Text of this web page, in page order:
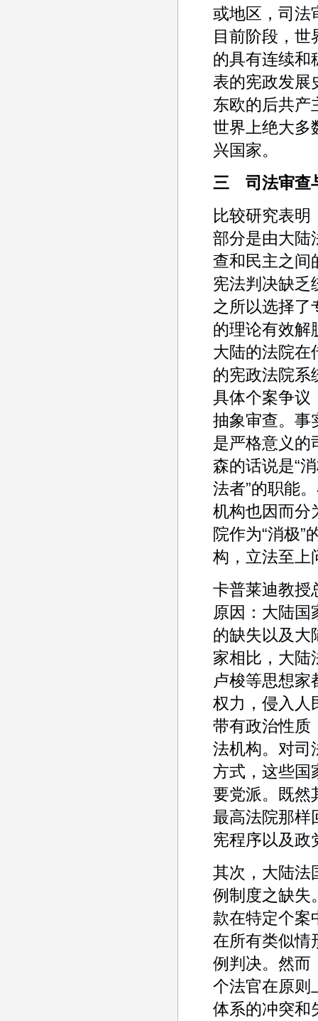
或地区，司法
目前阶段，世
的具有连续和
表的宪政发展
东欧的后共产
世界上绝大多
兴国家。
三 司法审查
比较研究表明
部分是由大陆
查和民主之间
宪法判决缺乏
之所以选择了
的理论有效解
大陆的法院在
的宪政法院系
具体个案争议
抽象审查。事
是严格意义
森的话说是“
法者”的职能
机构也因而分
院作为“消极”
构，立法至上
卡普莱迪教授
原因：大陆国
的缺失以及大
家相比，大陆
卢梭等思想家
权力，侵入人
带有政治性质
法机构。对司
方式，这些国
要党派。既然
最高法院那样
宪程序以及政
其次，大陆法
例制度之缺失
款在特定个案
在所有类似情
例判决。然而
个法官在原则
体系的冲突和